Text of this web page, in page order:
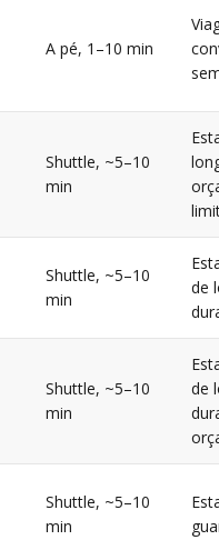
A pé, 1–10 min
Shuttle, ~5–10
min
Shuttle, ~5–10
min
de
Shuttle, ~5–10
min
de
Shuttle, ~5–10
min